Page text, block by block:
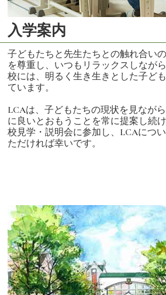
入学案内
子どもたちと先生たちとの触れ合い
を尊重し、いつもリラックスしなが
校には、明るく生き生きとした子ど
ています。
LCAは、子どもたちの現状を見なが
に良いとおもうことを常に提案し続
校見学・説明会に参加し、LCAにつ
ただければ幸いです。